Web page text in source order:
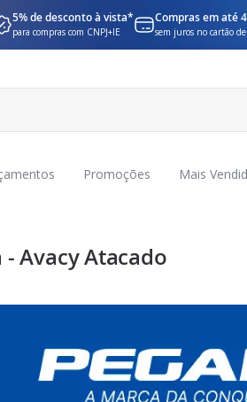
5% de desconto à vista*
para compras com CNPJ+IE
Compras em até
sem juros no cartão
Promoções Mais
Avacy Atacado